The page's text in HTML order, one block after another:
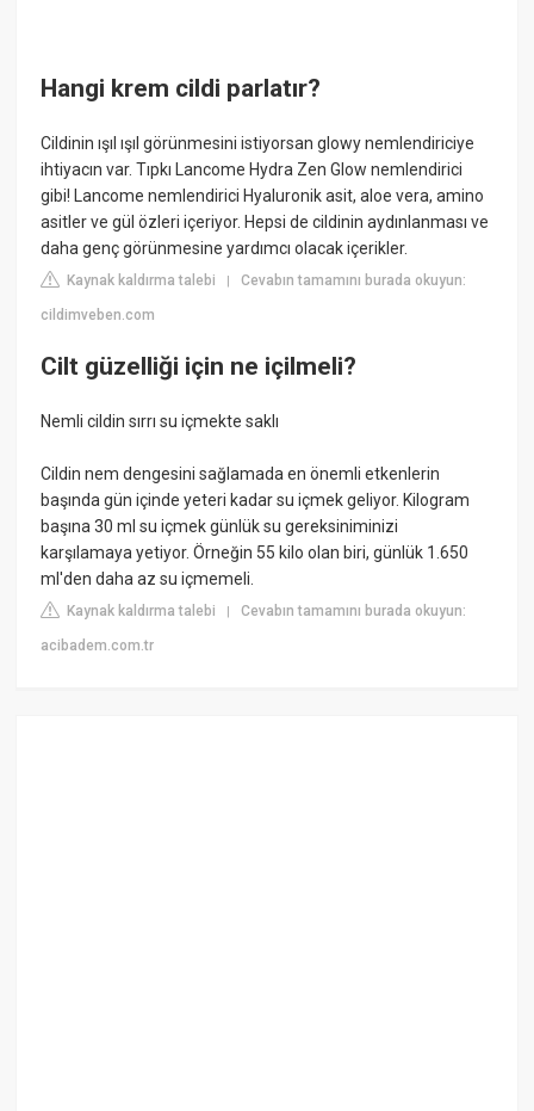
Hangi krem cildi parlatır?
Cildinin ışıl ışıl görünmesini istiyorsan glowy nemlendiriciye
ihtiyacın var. Tıpkı Lancome Hydra Zen Glow nemlendirici
gibi! Lancome nemlendirici Hyaluronik asit, aloe vera, amino
asitler ve gül özleri içeriyor. Hepsi de cildinin aydınlanması ve
daha genç görünmesine yardımcı olacak içerikler.
Kaynak kaldırma talebi |Cevabın tamamını burada okuyun:
cildimveben.com
Cilt güzelliği için ne içilmeli?
Nemli cildin sırrı su içmekte saklı
Cildin nem dengesini sağlamada en önemli etkenlerin
başında gün içinde yeteri kadar su içmek geliyor. Kilogram
başına 30 ml su içmek günlük su gereksiniminizi
karşılamaya yetiyor. Örneğin 55 kilo olan biri, günlük 1.650
ml'den daha az su içmemeli.
Kaynak kaldırma talebi |Cevabın tamamını burada okuyun:
acibadem.com.tr